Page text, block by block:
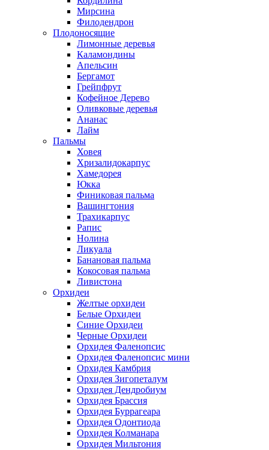
Мирсина
Филодендрон
Плодоносящие
Лимонные деревья
Каламондины
Апельсин
Бергамот
Грейпфрут
Кофейное Дерево
Оливковые деревья
Ананас
Лайм
Пальмы
Ховея
Хризалидокарпус
Хамедорея
Юкка
Финиковая пальма
Вашингтония
Трахикарпус
Рапис
Нолина
Ликуала
Банановая пальма
Кокосовая пальма
Ливистона
Орхидеи
Желтые орхидеи
Белые Орхидеи
Синие Орхидеи
Черные Орхидеи
Орхидея Фаленопсис
Орхидея Фаленопсис мини
Орхидея Камбрия
Орхидея Зигопеталум
Орхидея Дендробиум
Орхидея Брассия
Орхидея Буррагеара
Орхидея Одонтиода
Орхидея Колманара
Орхидея Мильтония